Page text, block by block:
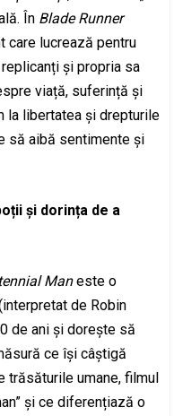
În Blade Runner
care lucrează pentru
și propria sa
viață, suferință și
la libertatea și drepturile
să aibă sentimente și
și dorința de a
Maneste o
de Robin
de ani și dorește să
ce își câștigă
trăsăturile umane, filmul
și ce diferențiază o